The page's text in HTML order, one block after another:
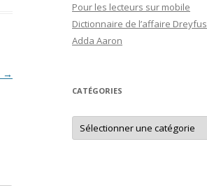
→
Pour les lecteurs sur mobile
Dictionnaire de l’affaire Dreyfus
Adda Aaron
CATÉGORIES
Catégories